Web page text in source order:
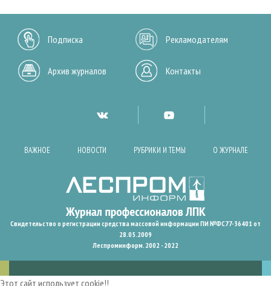
Подписка Рекламодателям
Архив журналов Контакты
ВАЖНОЕ НОВОСТИ РУБРИКИ И ТЕМЫ О ЖУРНАЛЕ
Свидетельство о регистрации средства массовой информации ПИ №ФС77-36401 от
28.05.2009
Леспроминформ. 2002 - 2022
Этот сайт использует cookie!!